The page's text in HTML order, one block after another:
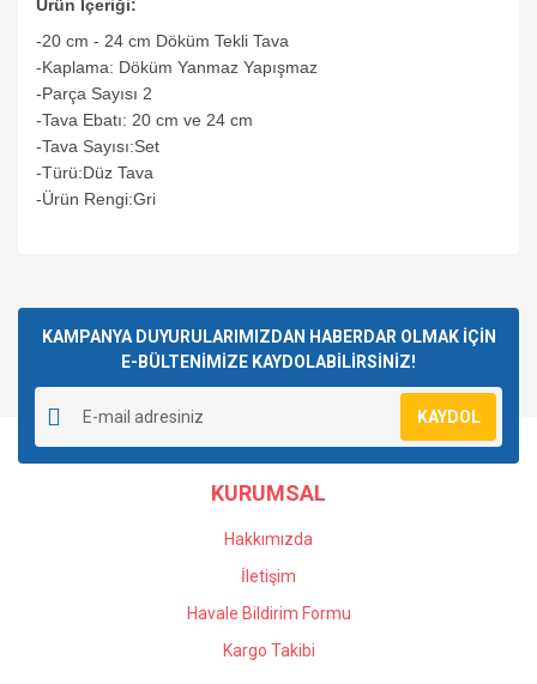
Ürün İçeriği:
-20 cm - 24 cm Döküm Tekli Tava
-Kaplama: Döküm Yanmaz Yapışmaz
-Parça Sayısı 2
-Tava Ebatı: 20 cm ve 24 cm
-Tava Sayısı:Set
-Türü:Düz Tava
-Ürün Rengi:Gri
KAMPANYA DUYURULARIMIZDAN HABERDAR OLMAK İÇİN
E-BÜLTENİMİZE KAYDOLABİLİRSİNİZ!
KAYDOL
KURUMSAL
Hakkımızda
İletişim
Havale Bildirim Formu
Kargo Takibi